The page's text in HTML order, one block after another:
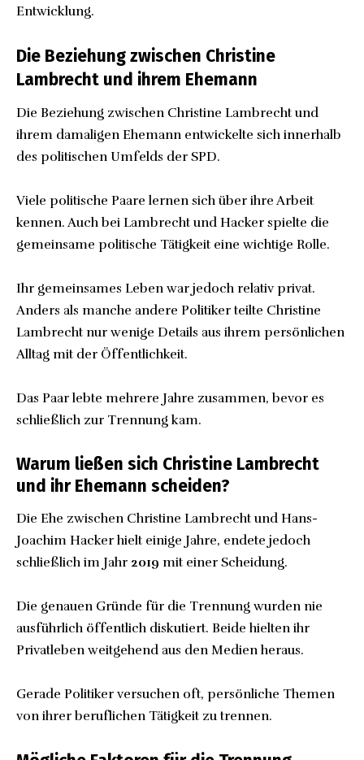
Entwicklung.
Die Beziehung zwischen Christine
Lambrecht und ihrem Ehemann
Die Beziehung zwischen Christine Lambrecht und
ihrem damaligen Ehemann entwickelte sich innerhalb
des politischen Umfelds der SPD.
Viele politische Paare lernen sich über ihre Arbeit
kennen. Auch bei Lambrecht und Hacker spielte die
gemeinsame politische Tätigkeit eine wichtige Rolle.
Ihr gemeinsames Leben war jedoch relativ privat.
Anders als manche andere Politiker teilte Christine
Lambrecht nur wenige Details aus ihrem persönlichen
Alltag mit der Öffentlichkeit.
Das Paar lebte mehrere Jahre zusammen, bevor es
schließlich zur Trennung kam.
Warum ließen sich Christine Lambrecht
und ihr Ehemann scheiden?
Die Ehe zwischen Christine Lambrecht und Hans-
Joachim Hacker hielt einige Jahre, endete jedoch
schließlich im Jahr 2019 mit einer Scheidung.
Die genauen Gründe für die Trennung wurden nie
ausführlich öffentlich diskutiert. Beide hielten ihr
Privatleben weitgehend aus den Medien heraus.
Gerade Politiker versuchen oft, persönliche Themen
von ihrer beruflichen Tätigkeit zu trennen.